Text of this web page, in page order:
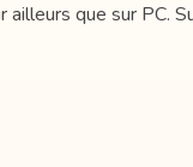
ailleurs que sur